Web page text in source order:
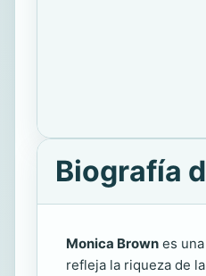
Biografía
Monica Brown es
refleja la riqueza de